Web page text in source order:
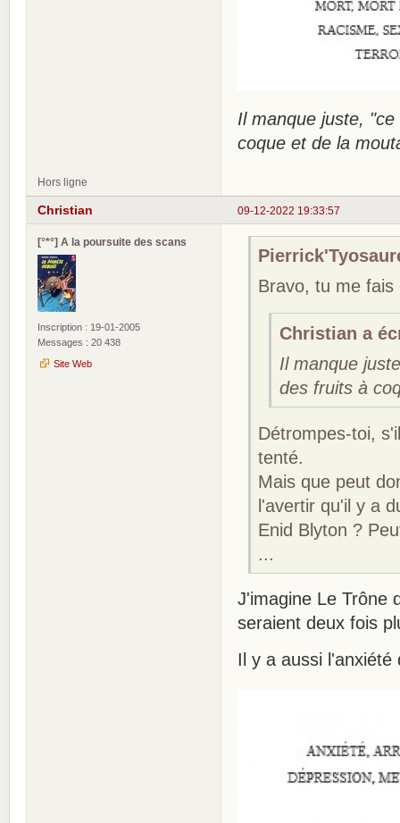
Il manque juste,
coque et de la
Hors ligne
09-12-2022 19:33:57
Christian
[°*°] A la poursuite des scans
Inscription : 19-01-2005
Messages : 20 438
Site Web
Bravo, tu me
Christian a
Il manque
des fruits à
Détrompes-toi,
tenté.
Mais que peut
l'avertir qu'il y a
Enid Blyton ?
...
J'imagine Le Trône
seraient deux fois
Il y a aussi